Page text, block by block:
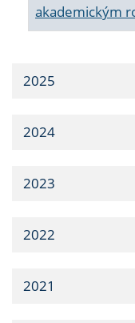
akademickým
2025
2024
2023
2022
2021